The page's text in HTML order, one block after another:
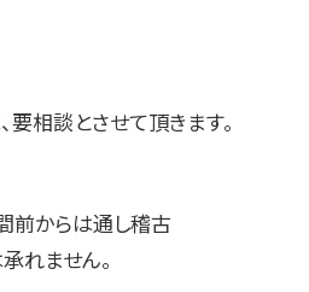
相談とさせて頂きます。
前からは通し稽古
れません。